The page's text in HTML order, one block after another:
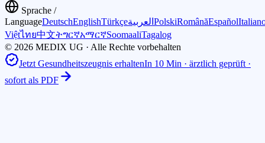
Sprache /
LanguageDeutschEnglishTürkçeالعربية PolskiRomânăEspañol
Việtไทย中文ትግርኛአማርኛSoomaaliTagalog
© 2026 MEDIX UG · Alle Rechte vorbehalten
Jetzt Gesundheitszeugnis erhaltenIn 10 Min · ärztlich geprüft ·
sofort als PDF